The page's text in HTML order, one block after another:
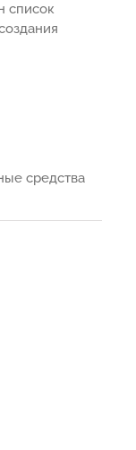
список
средства